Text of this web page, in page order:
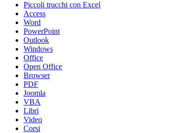
Piccoli trucchi con Excel
Access
Word
PowerPoint
Outlook
Windows
Office
Open Office
Browser
PDF
Joomla
VBA
Libri
Video
Corsi